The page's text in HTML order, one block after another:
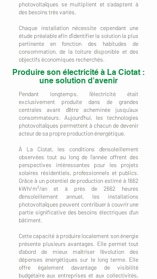
photovoltaïques se multiplient et s'adaptent à
des besoins très variés.
Chaque installation nécessite cependant une
étude préalable afin d'identifier la solution la plus
pertinente en fonction des habitudes de
consommation, de la toiture disponible et des
objectifs économiques recherchés.
Produire son électricité à La Ciotat :
une solution d'avenir
Pendant longtemps, l'électricité était
exclusivement produite dans de grandes
centrales avant d'être acheminée jusqu'aux
consommateurs. Aujourd'hui, les technologies
photovoltaïques permettent à chacun de devenir
acteur de sa propre production énergétique.
À La Ciotat, les conditions d'ensoleillement
observées tout au long de l'année offrent des
perspectives intéressantes pour les projets
solaires résidentiels, professionnels et publics.
Grâce à un potentiel de production estimé à 1662
kWh/m²/an et à près de 2662 heures
d'ensoleillement annuel, les installations
photovoltaïques peuvent contribuer à couvrir une
partie significative des besoins électriques d'un
bâtiment.
Cette capacité à produire localement son énergie
présente plusieurs avantages. Elle permet tout
d'abord de mieux maîtriser l'évolution des
dépenses énergétiques sur le long terme. Elle
offre également davantage de visibilité
budgétaire aux entreprises et aux collectivités,